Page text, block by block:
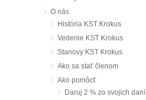
O nás
História KST Krokus
Vedenie KST Krokus
Stanovy KST Krokus
Ako sa stať členom
Ako pomôcť
Daruj 2 % zo svojich daní